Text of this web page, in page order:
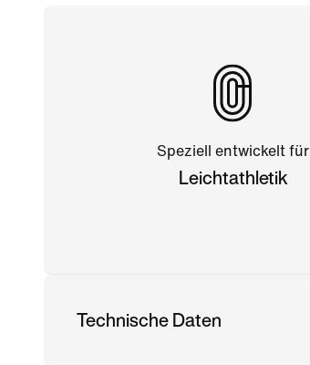
Speziell entwickelt für
Leichtathletik
Technische Daten